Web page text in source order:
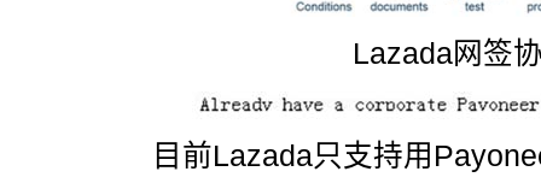
Lazada网签
目前Lazada只支持用